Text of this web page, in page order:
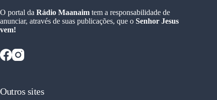
O portal da Rádio Maanaim tem a responsabilidade de
anunciar, através de suas publicações, que o Senhor Jesus
vem!
Outros sites